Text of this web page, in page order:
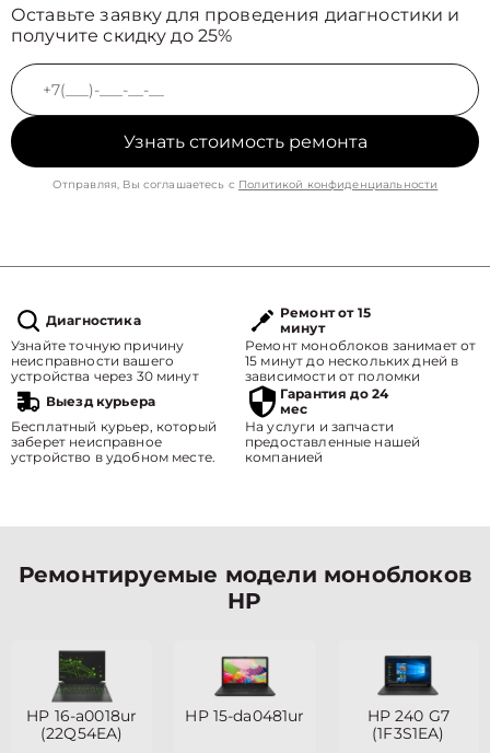
Оставьте заявку для проведения диагностики и
получите скидку до 25%
Узнать стоимость ремонта
Отправляя, Вы соглашаетесь с Политикой конфиденциальности
Диагностика
Узнайте точную причину
неисправности вашего
устройства через 30 минут
Ремонт от 15
минут
Ремонт моноблоков занимает от
15 минут до нескольких дней в
зависимости от поломки
Выезд курьера
Бесплатный курьер, который
заберет неисправное
устройство в удобном месте.
Гарантия до 24
мес
На услуги и запчасти
предоставленные нашей
компанией
Ремонтируемые модели моноблоков
HP
HP 16-a0018ur
(22Q54EA)
HP 15-da0481ur
HP 240 G7
(1F3S1EA)